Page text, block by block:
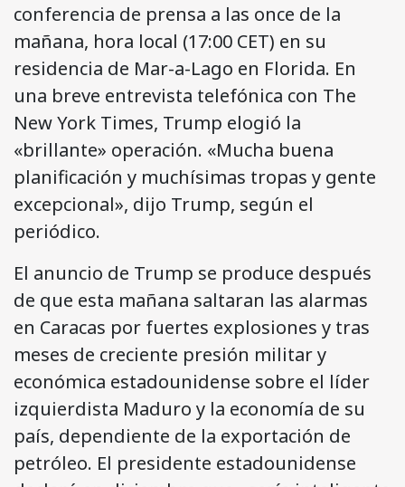
conferencia de prensa a las once de la
mañana, hora local (17:00 CET) en su
residencia de Mar-a-Lago en Florida. En
una breve entrevista telefónica con The
New York Times, Trump elogió la
«brillante» operación. «Mucha buena
planificación y muchísimas tropas y gente
excepcional», dijo Trump, según el
periódico.
El anuncio de Trump se produce después
de que esta mañana saltaran las alarmas
en Caracas por fuertes explosiones y tras
meses de creciente presión militar y
económica estadounidense sobre el líder
izquierdista Maduro y la economía de su
país, dependiente de la exportación de
petróleo. El presidente estadounidense